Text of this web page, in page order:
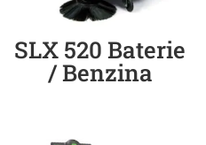
SLX 520 Baterie
/ Benzina